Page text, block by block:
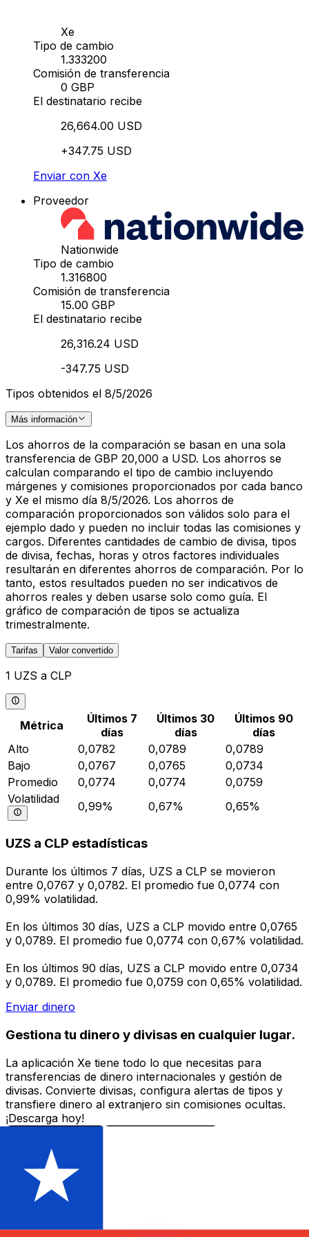
Xe
Tipo de cambio
1.333200
Comisión de transferencia
0 GBP
El destinatario recibe
26,664.00 USD
+347.75 USD
Enviar con Xe
Proveedor
Nationwide
Tipo de cambio
1.316800
Comisión de transferencia
15.00 GBP
El destinatario recibe
26,316.24 USD
-347.75 USD
Tipos obtenidos el 8/5/2026
Más información
Los ahorros de la comparación se basan en una sola
transferencia de GBP 20,000 a USD. Los ahorros se
calculan comparando el tipo de cambio incluyendo
márgenes y comisiones proporcionados por cada banco
y Xe el mismo día 8/5/2026. Los ahorros de
comparación proporcionados son válidos solo para el
ejemplo dado y pueden no incluir todas las comisiones y
cargos. Diferentes cantidades de cambio de divisa, tipos
de divisa, fechas, horas y otros factores individuales
resultarán en diferentes ahorros de comparación. Por lo
tanto, estos resultados pueden no ser indicativos de
ahorros reales y deben usarse solo como guía. El
gráfico de comparación de tipos se actualiza
trimestralmente.
Tarifas Valor convertido
1 UZS a CLP
Métrica
Últimos 7
días
Últimos 30
días
Últimos 90
días
Alto
0,0782 0,0789
0,0789
Bajo
0,0767 0,0765
0,0734
Promedio
0,0774 0,0774
0,0759
Volatilidad
0,99% 0,67% 0,65%
UZS a CLP estadísticas
Durante los últimos 7 días, UZS a CLP se movieron
entre 0,0767 y 0,0782. El promedio fue 0,0774 con
0,99% volatilidad.
En los últimos 30 días, UZS a CLP movido entre 0,0765
y 0,0789. El promedio fue 0,0774 con 0,67% volatilidad.
En los últimos 90 días, UZS a CLP movido entre 0,0734
y 0,0789. El promedio fue 0,0759 con 0,65% volatilidad.
Enviar dinero
Gestiona tu dinero y divisas en cualquier lugar.
La aplicación Xe tiene todo lo que necesitas para
transferencias de dinero internacionales y gestión de
divisas. Convierte divisas, configura alertas de tipos y
transfiere dinero al extranjero sin comisiones ocultas.
¡Descarga hoy!